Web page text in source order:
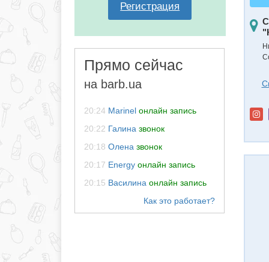
Регистрация
Прямо сейчас
на barb.ua
20:24 Marinel онлайн запись
20:22 Галина звонок
20:18 Олена звонок
20:17 Energy онлайн запись
20:15 Василина онлайн запись